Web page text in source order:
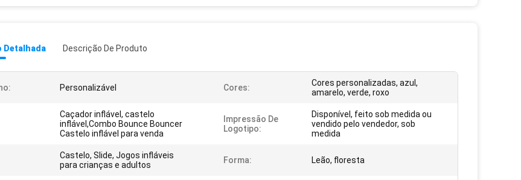
Detalhada Descrição De Produto
Personalizável Cores:
Cores personalizadas, azul,
amarelo, verde, roxo
Caçador inflável, castelo
inflável,Combo Bounce Bouncer
Castelo inflável para venda
Impressão De
Logotipo:
Disponível, feito sob medida ou
vendido pelo vendedor, sob
medida
Castelo, Slide, Jogos infláveis
para crianças e adultos
Forma: Leão, floresta